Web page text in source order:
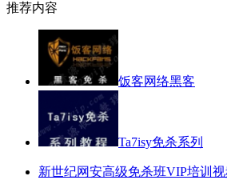
推荐内容
饭客网络黑客
Ta7isy免杀系列
新世纪网安高级免杀班VIP培训